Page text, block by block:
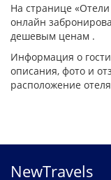
На странице
онлайн
дешевым ценам .
Информация о
описания, фото и
расположение
NewTravels